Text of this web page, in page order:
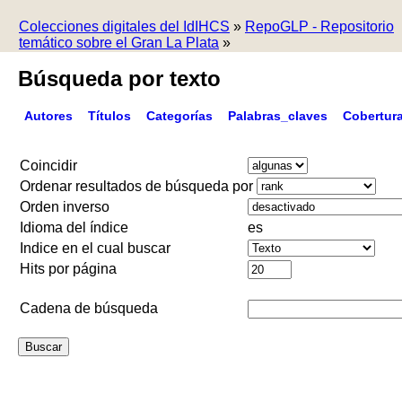
Colecciones digitales del IdIHCS » RepoGLP - Repositorio
temático sobre el Gran La Plata »
Búsqueda por texto
Autores Títulos Categorías Palabras_claves
Coincidir
Ordenar resultados de búsqueda por
Orden inverso
Idioma del índice
es
Indice en el cual buscar
Hits por página
Cadena de búsqueda